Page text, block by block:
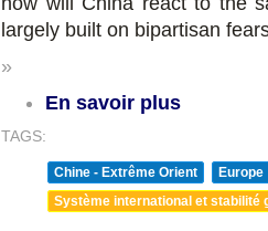
largely built on bipartisan
»
En savoir plus
TAGS:
Chine - Extrême Orient
Europe
Système international et stabilité